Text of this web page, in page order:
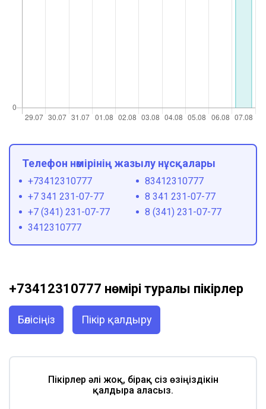
Телефон нөмірінің жазылу нұсқалары
+73412310777
83412310777
+7 341 231-07-77
8 341 231-07-77
+7 (341) 231-07-77
8 (341) 231-07-77
3412310777
+73412310777 нөмірі туралы пікірлер
Бөлісіңіз Пікір қалдыру
Пікірлер әлі жоқ, бірақ сіз өзіңіздікін
қалдыра аласыз.